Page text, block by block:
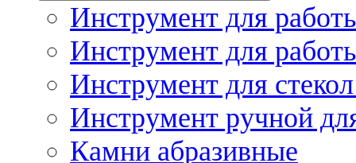
Инструмент для
Инструмент для
Инструмент для
Инструмент ручной
Камни абразивные